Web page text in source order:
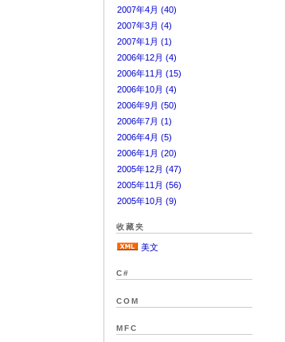
2007年4月 (40)
2007年3月 (4)
2007年1月 (1)
2006年12月 (4)
2006年11月 (15)
2006年10月 (4)
2006年9月 (50)
2006年7月 (1)
2006年4月 (5)
2006年1月 (20)
2005年12月 (47)
2005年11月 (56)
2005年10月 (9)
收藏夹
美文
C#
COM
MFC